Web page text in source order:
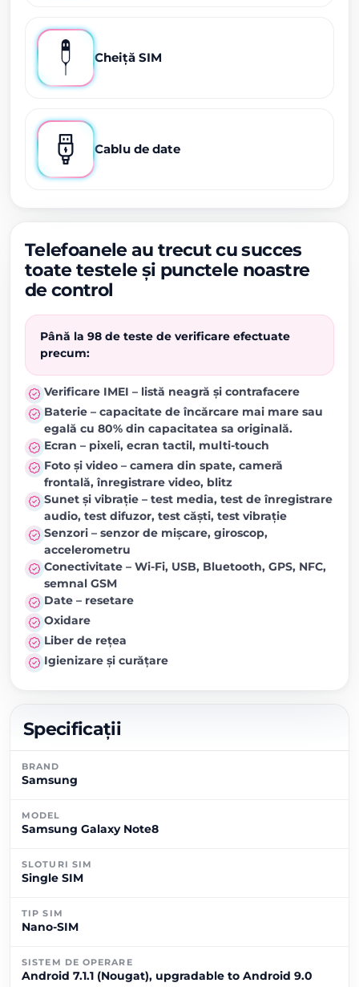
Cheiță SIM
Cablu de date
Telefoanele au trecut cu succes
toate testele și punctele noastre
de control
Până la 98 de teste de verificare efectuate
precum:
Verificare IMEI – listă neagră și contrafacere
Baterie – capacitate de încărcare mai mare sau
egală cu 80% din capacitatea sa originală.
Ecran – pixeli, ecran tactil, multi-touch
Foto și video – camera din spate, cameră
frontală, înregistrare video, blitz
Sunet și vibrație – test media, test de înregistrare
audio, test difuzor, test căști, test vibrație
Senzori – senzor de mișcare, giroscop,
accelerometru
Conectivitate – Wi-Fi, USB, Bluetooth, GPS, NFC,
semnal GSM
Date – resetare
Oxidare
Liber de rețea
Igienizare și curățare
Specificații
BRAND
Samsung
MODEL
Samsung Galaxy Note8
SLOTURI SIM
Single SIM
TIP SIM
Nano-SIM
SISTEM DE OPERARE
Android 7.1.1 (Nougat), upgradable to Android 9.0